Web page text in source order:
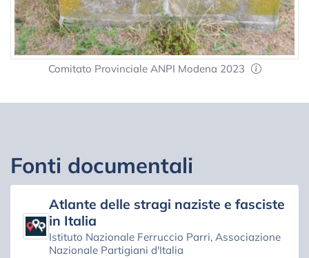
Comitato Provinciale ANPI Modena 2023
Fonti documentali
Atlante delle stragi naziste e fasciste
in Italia
Istituto Nazionale Ferruccio Parri, Associazione
Nazionale Partigiani d'Italia